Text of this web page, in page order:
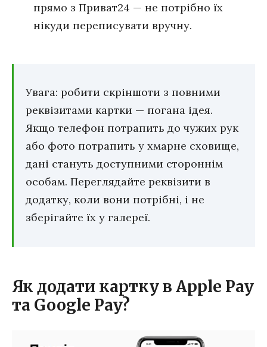
прямо з Приват24 — не потрібно їх
нікуди переписувати вручну.
Увага: робити скріншоти з повними
реквізитами картки — погана ідея.
Якщо телефон потрапить до чужих рук
або фото потрапить у хмарне сховище,
дані стануть доступними стороннім
особам. Переглядайте реквізити в
додатку, коли вони потрібні, і не
зберігайте їх у галереї.
Як додати картку в Apple Pay
та Google Pay?